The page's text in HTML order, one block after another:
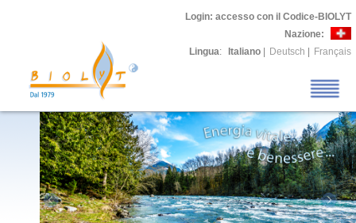
Login: accesso con il Codice-BIOLYT
Nazione:
Lingua: Italiano Deutsch Français